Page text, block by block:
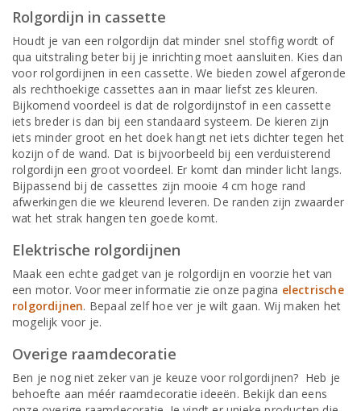
Rolgordijn in cassette
Houdt je van een rolgordijn dat minder snel stoffig wordt of
qua uitstraling beter bij je inrichting moet aansluiten. Kies dan
voor rolgordijnen in een cassette. We bieden zowel afgeronde
als rechthoekige cassettes aan in maar liefst zes kleuren.
Bijkomend voordeel is dat de rolgordijnstof in een cassette
iets breder is dan bij een standaard systeem. De kieren zijn
iets minder groot en het doek hangt net iets dichter tegen het
kozijn of de wand. Dat is bijvoorbeeld bij een verduisterend
rolgordijn een groot voordeel. Er komt dan minder licht langs.
Bijpassend bij de cassettes zijn mooie 4 cm hoge rand
afwerkingen die we kleurend leveren. De randen zijn zwaarder
wat het strak hangen ten goede komt.
Elektrische rolgordijnen
Maak een echte gadget van je rolgordijn en voorzie het van
een motor. Voor meer informatie zie onze pagina electrische
rolgordijnen. Bepaal zelf hoe ver je wilt gaan. Wij maken het
mogelijk voor je.
Overige raamdecoratie
Ben je nog niet zeker van je keuze voor rolgordijnen? Heb je
behoefte aan méér raamdecoratie ideeën. Bekijk dan eens